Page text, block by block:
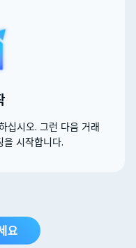
십시오. 그런 다음 거래
시작합니다.
요